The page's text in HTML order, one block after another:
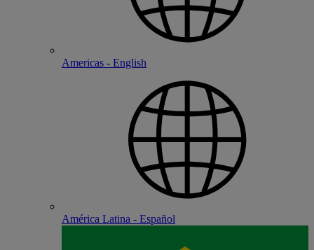
Americas - English
América Latina - Español